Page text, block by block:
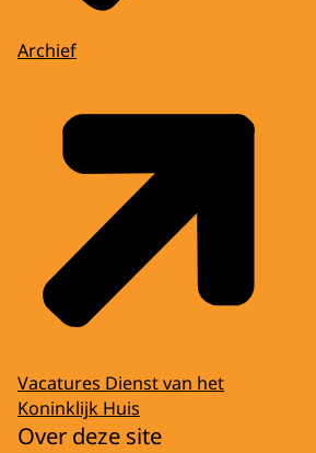
Archief
Vacatures Dienst van het
Koninklijk Huis
Over deze site